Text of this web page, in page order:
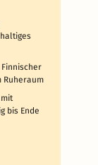
Ruheraum
bis Ende